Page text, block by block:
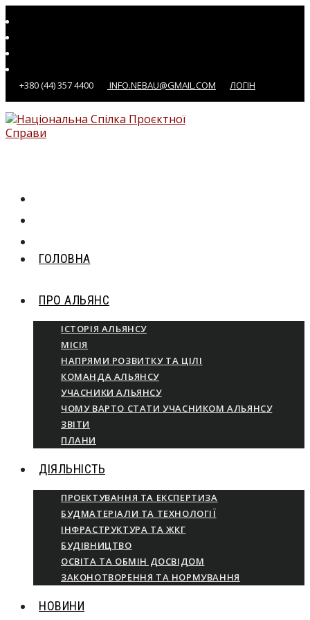
до
вмісту
+380 (44) 357 4400 INFO.NEBAU@GMAIL.COM ЛОГІН
ГОЛОВНА
ПРО АЛЬЯНС
ІСТОРІЯ АЛЬЯНСУ
МІСІЯ
НАПРЯМИ РОЗВИТКУ ТА ЦІЛІ
КОМАНДА АЛЬЯНСУ
УЧАСНИКИ АЛЬЯНСУ
ЧОМУ ВАРТО СТАТИ УЧАСНИКОМ АЛЬЯНСУ
ЗВІТИ
ПЛАНИ
ДІЯЛЬНІСТЬ
ПРОЕКТУВАННЯ ТА ЕКСПЕРТИЗА
БУДМАТЕРІАЛИ ТА ТЕХНОЛОГІЇ
ІНФРАСТРУКТУРА ТА ЖКГ
БУДІВНИЦТВО
ОСВІТА ТА ОБМІН ДОСВІДОМ
ЗАКОНОТВОРЕННЯ ТА НОРМУВАННЯ
НОВИНИ